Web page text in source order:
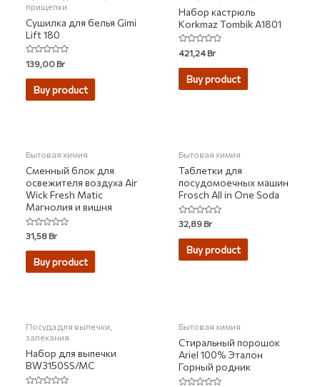
прищепки
Сушилка для белья Gimi
Lift 180
Rated
0
out
139,00Br
Buy product
Набор кастрюль
Korkmaz Tombik A1801
Rated
0
out
421,24Br
Buy product
Бытовая химия
Сменный блок для
освежителя воздуха Air
Wick Fresh Matic
Магнолия и вишня
Rated
0
out
31,58Br
Buy product
Бытовая химия
Таблетки для
посудомоечных машин
Frosch All in One Soda
Rated
0
out
32,89Br
Buy product
Посуда для выпечки,
запекания
Набор для выпечки
BW3150SS/MC
Бытовая химия
Стиральный порошок
Ariel 100% Эталон
Горный родник